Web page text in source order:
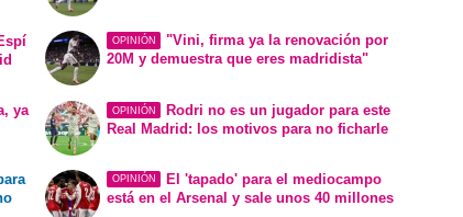
OPINIÓN
"Vini, firma ya la renovación por
20M y demuestra que eres madridista"
ya
OPINIÓN
Rodri no es un jugador para este
Real Madrid: los motivos para no ficharle
OPINIÓN
El 'tapado' para el mediocampo
está en el Arsenal y sale unos 40 millones